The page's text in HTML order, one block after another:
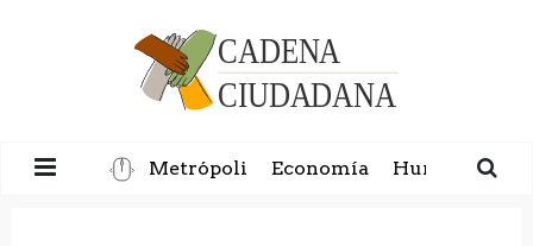
Metrópoli Economía Humanidad